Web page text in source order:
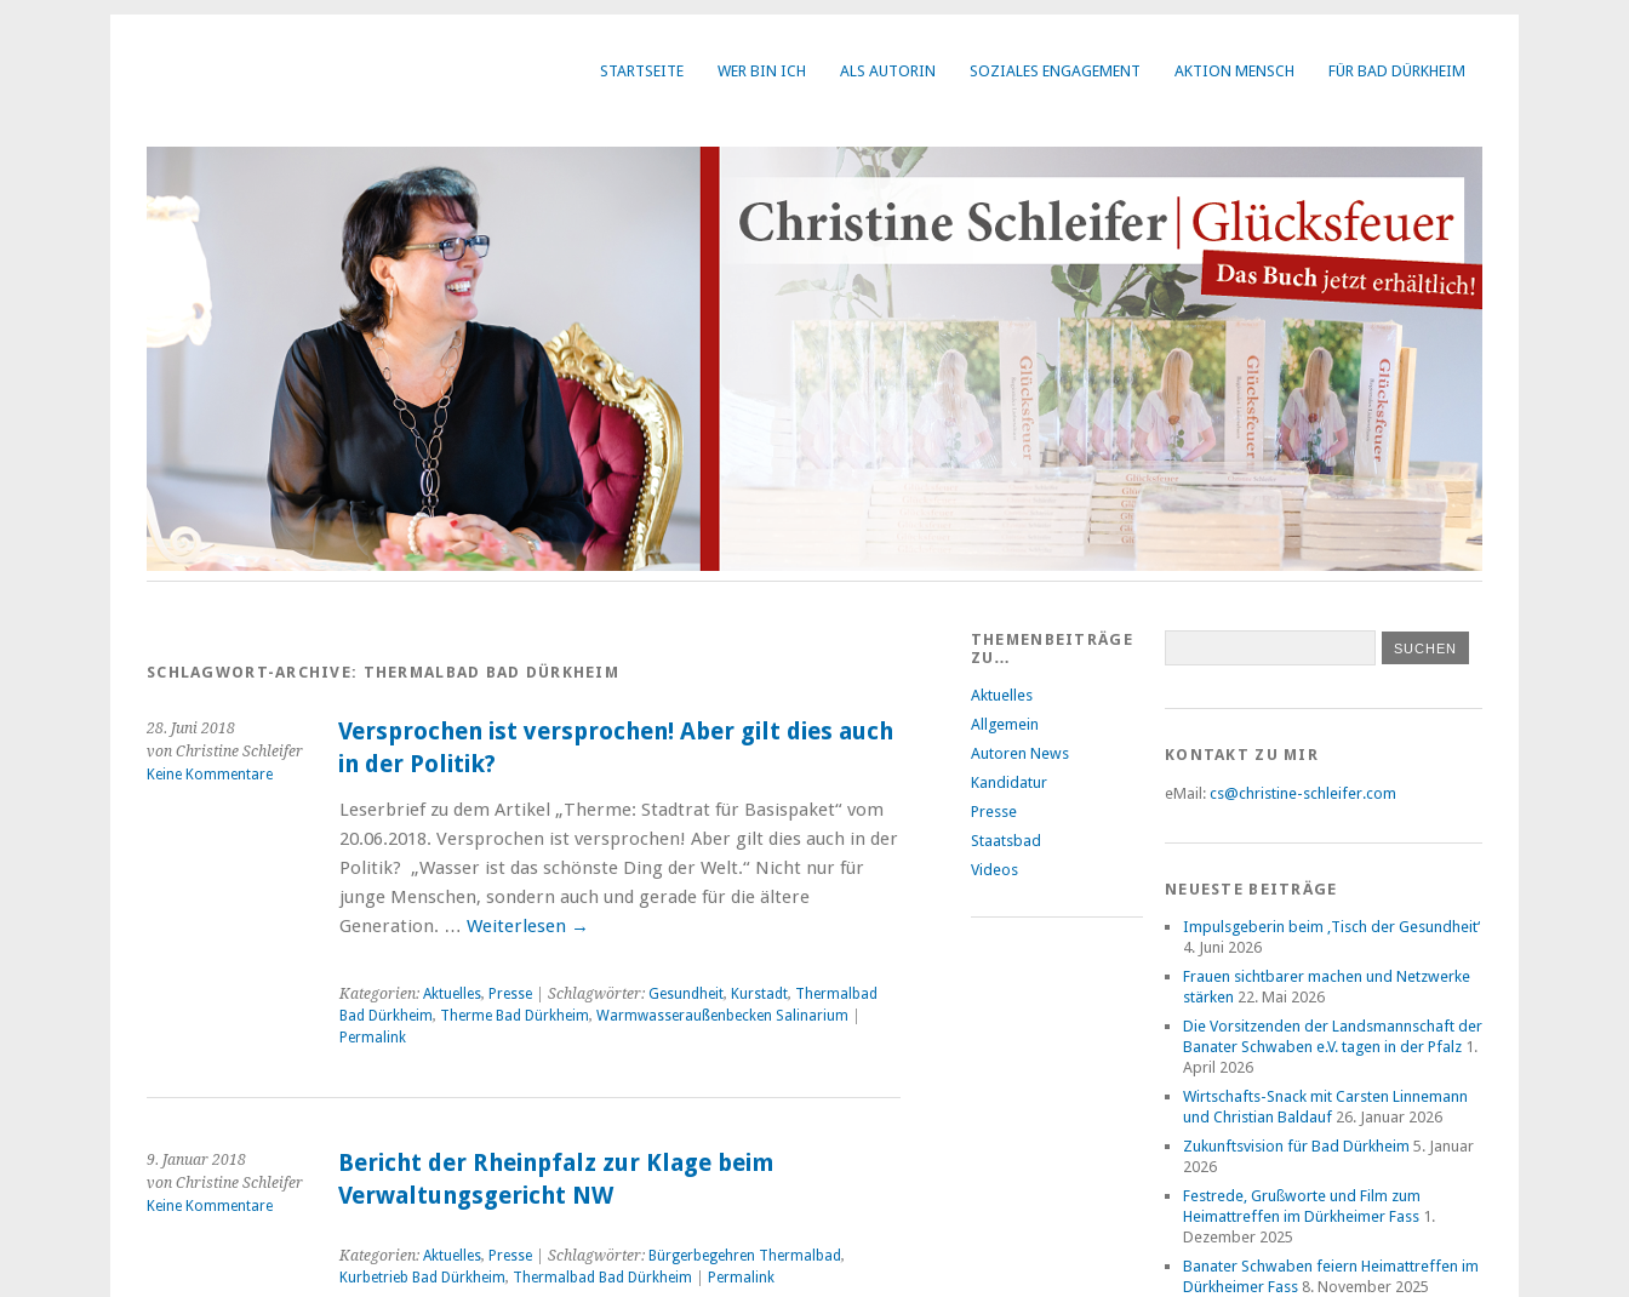
STARTSEITE WER BIN ICH ALS AUTORIN SOZIALES ENGAGEMENT AKTION MENSCH FÜR BAD DÜRKHEIM
SCHLAGWORT-ARCHIVE: THERMALBAD BAD DÜRKHEIM
28. Juni 2018
von Christine Schleifer
Keine Kommentare
Versprochen ist versprochen! Aber gilt dies auch
in der Politik?
Leserbrief zu dem Artikel „Therme: Stadtrat für Basispaket“ vom
20.06.2018. Versprochen ist versprochen! Aber gilt dies auch in der
Politik? „Wasser ist das schönste Ding der Welt.“ Nicht nur für
junge Menschen, sondern auch und gerade für die ältere
Generation. … Weiterlesen →
Kategorien: Aktuelles, Presse| Schlagwörter: Gesundheit, Kurstadt, Thermalbad
Bad Dürkheim, Therme Bad Dürkheim, Warmwasseraußenbecken Salinarium
Permalink
9. Januar 2018
von Christine Schleifer
Keine Kommentare
Bericht der Rheinpfalz zur Klage beim
Verwaltungsgericht NW
Kategorien: Aktuelles, Presse| Schlagwörter: Bürgerbegehren Thermalbad,
Kurbetrieb Bad Dürkheim, Thermalbad Bad Dürkheim Permalink
THEMENBEITRÄGE
ZU…
Aktuelles
Allgemein
Autoren News
Kandidatur
Presse
Staatsbad
Videos
KONTAKT ZU MIR
eMail: cs@christine-schleifer.com
NEUESTE BEITRÄGE
Impulsgeberin beim ‚Tisch der Gesundheit‘
4. Juni 2026
Frauen sichtbarer machen und Netzwerke
stärken 22. Mai 2026
Die Vorsitzenden der Landsmannschaft der
Banater Schwaben e.V. tagen in der Pfalz 1.
April 2026
Wirtschafts-Snack mit Carsten Linnemann
und Christian Baldauf 26. Januar 2026
Zukunftsvision für Bad Dürkheim 5. Januar
2026
Festrede, Grußworte und Film zum
Heimattreffen im Dürkheimer Fass 1.
Dezember 2025
Banater Schwaben feiern Heimattreffen im
Dürkheimer Fass 8. November 2025